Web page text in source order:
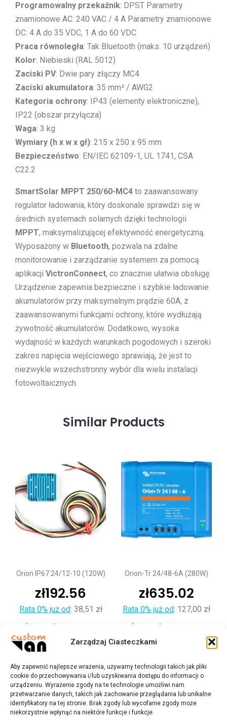
Zarządzaj Ciasteczkami
Aby zapewnić najlepsze wrażenia, używamy technologii takich jak pliki
cookie do przechowywania i/lub uzyskiwania dostępu do informacji o
urządzeniu. Wyrażenie zgody na te technologie umożliwi nam
przetwarzanie danych, takich jak zachowanie przeglądania lub unikalne
identyfikatory na tej stronie. Brak zgody lub wycofanie zgody może
niekorzystnie wpłynąć na niektóre funkcje i funkcje.
Programowalny przekaźnik: DPST Parametry
znamionowe AC: 240 VAC / 4 A Parametry znamionowe
DC: 4 A do 35 VDC, 1 A do 60 VDC
Praca równoległa: Tak Bluetooth (maks. 10 urządzeń)
Kolor: Niebieski (RAL 5012)
Zaciski PV: Dwie pary złączy MC4
Zaciski akumulatora: 35 mm² / AWG2
Kategoria ochrony: IP43 (elementy elektroniczne),
IP22 (obszar przyłącza)
Waga: 3 kg
Wymiary (h x w x gł): 215 x 250 x 95 mm
Bezpieczeństwo: EN/IEC 62109-1, UL 1741, CSA
C22.2
SmartSolar MPPT 250/60-MC4 to zaawansowany
regulator ładowania, który doskonale sprawdzi się w
średnich systemach solarnych dzięki technologii
MPPT, maksymalizującej efektywność energetyczną.
Wyposażony w Bluetooth, pozwala na zdalne
monitorowanie i zarządzanie systemem za pomocą
aplikacji VictronConnect, co znacznie ułatwia obsługę.
Urządzenie zapewnia bezpieczne i szybkie ładowanie
akumulatorów przy maksymalnym prądzie 60A, z
zaawansowanymi funkcjami ochrony, które wydłużają
żywotność akumulatorów. Dodatkowo, wysoka
wydajność w każdych warunkach pogodowych i szeroki
zakres napięcia wejściowego sprawiają, że jest to
niezwykle wszechstronny wybór dla wielu instalacji
fotowoltaicznych.
Similar Products
Orion IP67 24/12-10 (120W)
zł192.56
Rata 0% już od: 38,51 zł
Orion-Tr 24/48-6A (280W)
zł635.02
Rata 0% już od: 127,00 zł